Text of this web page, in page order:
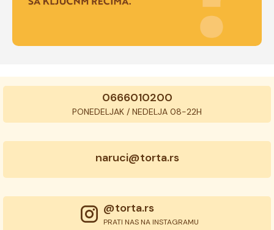
0666010200
PONEDELJAK / NEDELJA 08-22H
naruci@torta.rs
@torta.rs
PRATI NAS NA INSTAGRAMU